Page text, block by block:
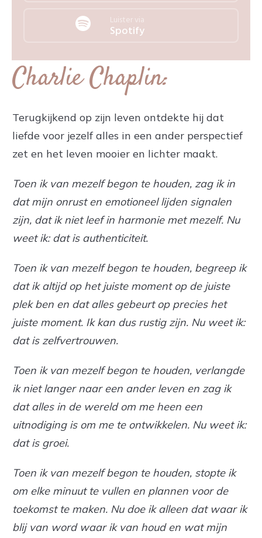
Luister via
Spotify
Charlie Chaplin:
Terugkijkend op zijn leven ontdekte hij dat
liefde voor jezelf alles in een ander perspectief
zet en het leven mooier en lichter maakt.
Toen ik van mezelf begon te houden, zag ik in
dat mijn onrust en emotioneel lijden signalen
zijn, dat ik niet leef in harmonie met mezelf. Nu
weet ik: dat is authenticiteit.
Toen ik van mezelf begon te houden, begreep ik
dat ik altijd op het juiste moment op de juiste
plek ben en dat alles gebeurt op precies het
juiste moment. Ik kan dus rustig zijn. Nu weet ik:
dat is zelfvertrouwen.
Toen ik van mezelf begon te houden, verlangde
ik niet langer naar een ander leven en zag ik
dat alles in de wereld om me heen een
uitnodiging is om me te ontwikkelen. Nu weet ik:
dat is groei.
Toen ik van mezelf begon te houden, stopte ik
om elke minuut te vullen en plannen voor de
toekomst te maken. Nu doe ik alleen dat waar ik
blij van word waar ik van houd en wat mijn